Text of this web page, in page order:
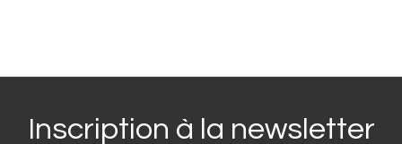
Inscription à la newsletter